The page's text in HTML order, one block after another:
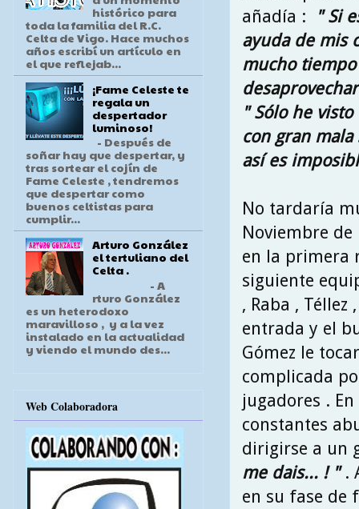
añadía : " Si
ayuda de mis
mucho
" Sólo he
con gran
así es
No tardaría
Noviembre
en la primera
siguiente
, Raba ,
entrada y el
Gómez le
complicada
jugadores .
constantes
dirigirse a un
me dais... ! ".
en su fase de
histórico para
toda la familia del R.C.
Celta de Vigo. Hace muchos
años escribí un artículo en
el que reflejab...
¡Fame Celeste te
regala un
despertador
luminoso!
- Después de
soñar hay que despertar, y
tras sortear el cojín de
Fame Celeste , tendremos
que despertar como
buenos celtistas para
cumplir...
Arturo González
el tertuliano del
Celta .
- A
rturo González
es un heterodoxo
maravilloso , y a la vez
instalado en la actualidad
y viendo el mundo des...
Web Colaboradora